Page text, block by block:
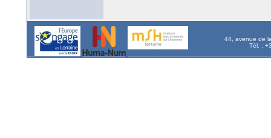
44, avenue de
Tél. :